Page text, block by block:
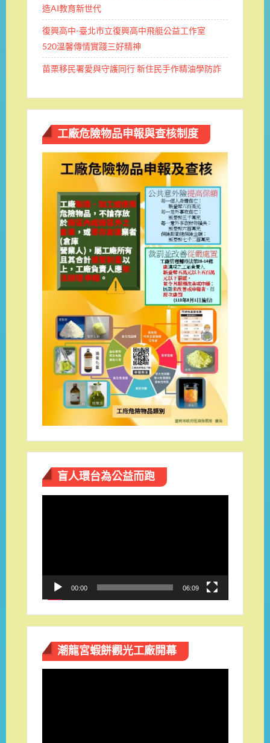
造AI教育新世代
復興高中-臺北市立復興高中飛艇公益工作室
520溫馨傳情實踐三好精神
苗栗移民署愛與守護同行 新住民手作精油學防詐
工廠危險物品申報與查核制度
盲人環台​為公益而跑
00:00 06:09
潮龍宮蝦餅觀光工廠開幕